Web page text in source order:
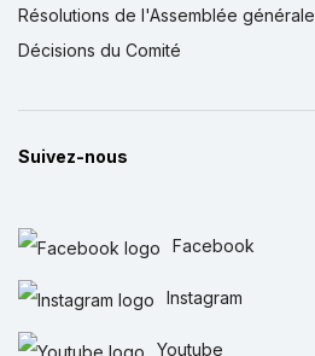
Résolutions de l'Assemblée générale
Décisions du Comité
Suivez-nous
Facebook
Instagram
Youtube